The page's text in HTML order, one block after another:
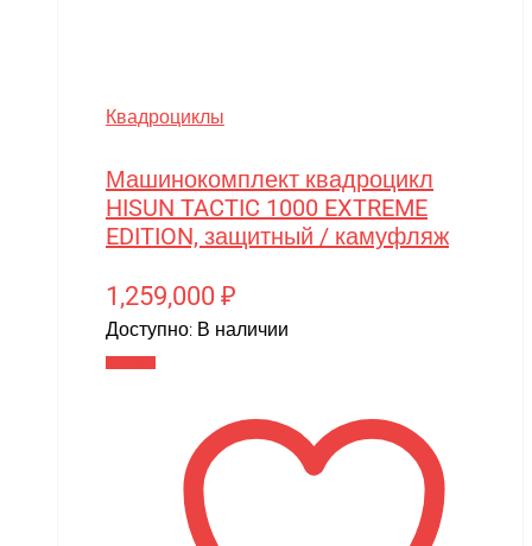
Квадроциклы
Машинокомплект квадроцикл
HISUN TACTIC 1000 EXTREME
EDITION, защитный / камуфляж
1,259,000 ₽
Доступно: В наличии